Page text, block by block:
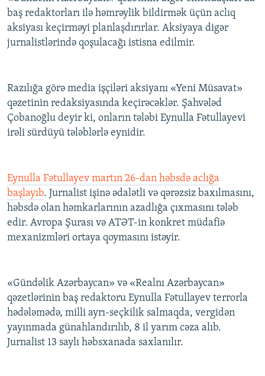
baş redaktorları ilə həmrəylik bildirmək üçün aclıq
aksiyası keçirməyi planlaşdırırlar. Aksiyaya digər
jurnalistlərində qoşulacağı istisna edilmir.
Razılığa görə media işçiləri aksiyanı «Yeni Müsavat»
qəzetinin redaksiyasında keçirəcəklər. Şahvələd
Çobanoğlu deyir ki, onların tələbi Eynulla Fətullayevi
irəli sürdüyü tələblərlə eynidir.
Eynulla Fətullayev martın 26-dan həbsdə aclığa
başlayıb. Jurnalist işinə ədalətli və qərəzsiz baxılmasını,
həbsdə olan həmkarlarının azadlığa çıxmasını tələb
edir. Avropa Şurası və ATƏT-in konkret müdafiə
mexanizmləri ortaya qoymasını istəyir.
«Gündəlik Azərbaycan» və «Realnı Azərbaycan»
qəzetlərinin baş redaktoru Eynulla Fətullayev terrorla
hədələmədə, milli ayrı-seçkilik salmaqda, vergidən
yayınmada günahlandırılıb, 8 il yarım cəza alıb.
Jurnalist 13 saylı həbsxanada saxlanılır.